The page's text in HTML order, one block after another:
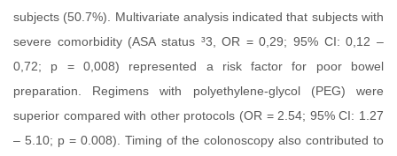
subjects (50.7%). Multivariate analysis indicated that subjects with
severe comorbidity (ASA status ³3, OR = 0,29; 95% CI: 0,12 –
0,72; p = 0,008) represented a risk factor for poor bowel
preparation. Regimens with polyethylene-glycol (PEG) were
superior compared with other protocols (OR = 2.54; 95% CI: 1.27
– 5.10; p = 0.008). Timing of the colonoscopy also contributed to